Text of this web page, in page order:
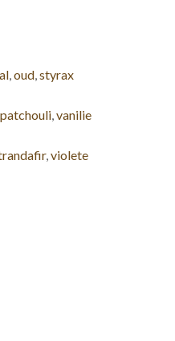
,oud,styrax
patchouli,vanilie
,violete